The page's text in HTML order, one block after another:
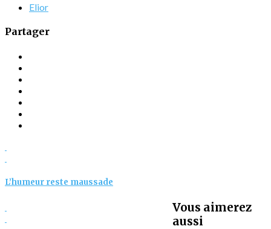
Elior
Partager
L’humeur reste maussade
Vous aimerez
aussi